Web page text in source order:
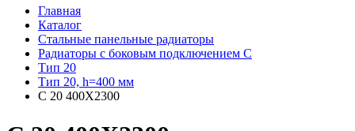
Главная
Каталог
Стальные панельные радиаторы
Радиаторы c боковым подключением C
Тип 20
Тип 20, h=400 мм
C 20 400X2300